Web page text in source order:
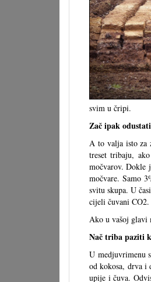
svim u čripi.
Zač ipak
A to valja isto za
treset tribaju,
močvarov. Dokle
močvare. Samo
svitu skupa. U
cijeli čuvani CO2.
Ako u vašoj glavi
Nač triba paziti
U medjuvrimenu
od kokosa, drva i
upije i čuva.